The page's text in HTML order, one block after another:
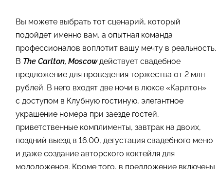
Вы можете выбрать тот сценарий, который
подойдет именно вам, а опытная команда
профессионалов воплотит вашу мечту в реальность.
В The Carlton, Moscow действует свадебное
предложение для проведения торжества от 2 млн
рублей. В него входят две ночи в люксе «Карлтон»
с доступом в Клубную гостиную, элегантное
украшение номера при заезде гостей,
приветственные комплименты, завтрак на двоих,
поздний выезд в 16.00, дегустация свадебного меню
и даже создание авторского коктейля для
молодоженов. Кроме того, в предложение включены